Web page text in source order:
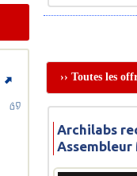
›› Toutes les
Archilabs